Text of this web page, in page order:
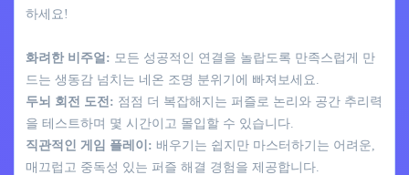
하세요!
화려한 비주얼: 모든 성공적인 연결을 놀랍도록 만족스럽게 만
드는 생동감 넘치는 네온 조명 분위기에 빠져보세요.
두뇌 회전 도전: 점점 더 복잡해지는 퍼즐로 논리와 공간 추리력
을 테스트하며 몇 시간이고 몰입할 수 있습니다.
직관적인 게임 플레이: 배우기는 쉽지만 마스터하기는 어려운,
매끄럽고 중독성 있는 퍼즐 해결 경험을 제공합니다.